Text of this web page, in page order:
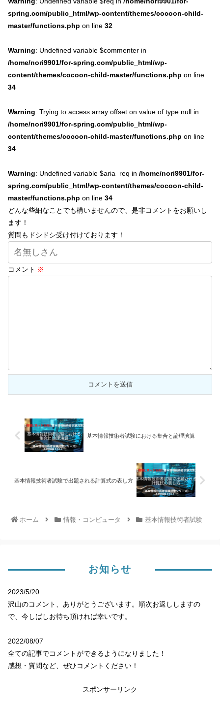
spring.com/public_html/wp-content/themes/cocoon-child-
master/functions.php on line 32
Warning: Undefined variable $commenter in
/home/nori9901/for-spring.com/public_html/wp-
content/themes/cocoon-child-master/functions.php on line
34
Warning: Trying to access array offset on value of type null in
/home/nori9901/for-spring.com/public_html/wp-
content/themes/cocoon-child-master/functions.php on line
34
Warning: Undefined variable $aria_req in /home/nori9901/for-
spring.com/public_html/wp-content/themes/cocoon-child-
master/functions.php on line 34
どんな些細なことでも構いませんので、是非コメントをお願いし
ます！
質問もドシドシ受け付けております！
コメント ※
基本情報技術者試験における集合と論理演算
基本情報技術者試験で出題される計算式の表し方
ホーム 情報・コンピュータ 基本情報技術者試験
お知らせ
2023/5/20
沢山のコメント、ありがとうございます。順次お返ししますの
で、今しばしお待ち頂ければ幸いです。
2022/08/07
全ての記事でコメントができるようになりました！
感想・質問など、ぜひコメントください！
スポンサーリンク